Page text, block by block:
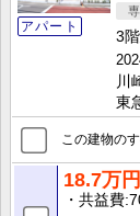
アパート
3
川
東
この建物の
18.7万円
共益費